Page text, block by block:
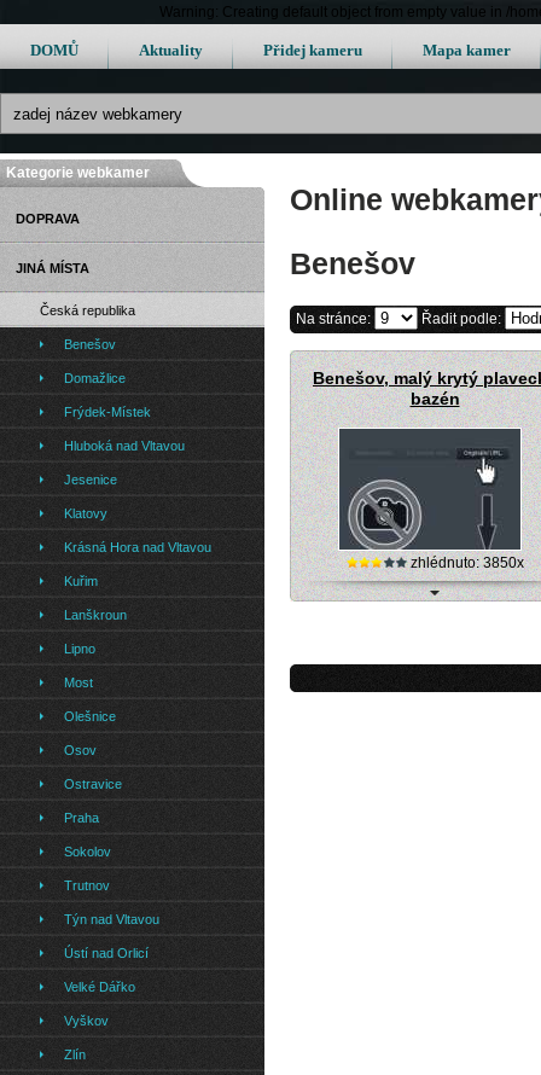
Warning: Creating default object from empty value in /
DOMŮ Aktuality Přidej kameru Mapa kamer
Online
Benešov
Na stránce: Řadit podle:
Benešov, malý krytý
bazén
zhlédnuto: 3850x
Kategorie webkamer
DOPRAVA
JINÁ MÍSTA
Česká republika
Benešov
Domažlice
Frýdek-Místek
Hluboká nad Vltavou
Jesenice
Klatovy
Krásná Hora nad Vltavou
Kuřim
Lanškroun
Lipno
Most
Olešnice
Osov
Ostravice
Praha
Sokolov
Trutnov
Týn nad Vltavou
Ústí nad Orlicí
Velké Dářko
Vyškov
Zlín